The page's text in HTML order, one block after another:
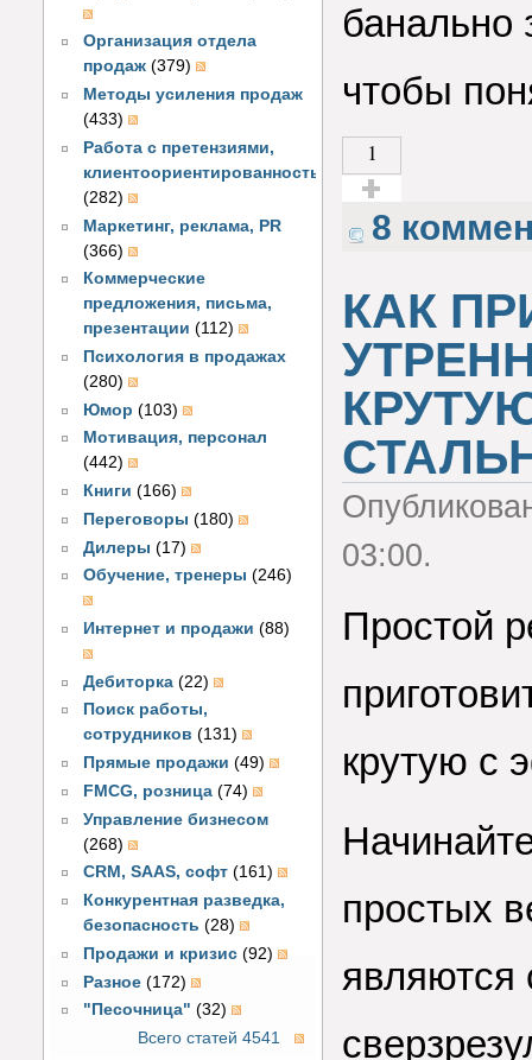
Организация отдела
продаж (379)
Методы усиления продаж
(433)
Работа с претензиями,
клиентоориентированность
(282)
Маркетинг, реклама, PR
(366)
Коммерческие
предложения, письма,
презентации (112)
Психология в продажах
(280)
Юмор (103)
Мотивация, персонал
(442)
Книги (166)
Переговоры (180)
Дилеры (17)
Обучение, тренеры (246)
Интернет и продажи (88)
Дебиторка (22)
Поиск работы,
сотрудников (131)
Прямые продажи (49)
FMCG, розница (74)
Управление бизнесом
(268)
CRM, SAAS, софт (161)
Конкурентная разведка,
безопасность (28)
Продажи и кризис (92)
Разное (172)
"Песочница" (32)
Всего статей 4541
банально
чтобы
1
Голос за!
8
КАК
03:00.
Простой
крутую с
простых